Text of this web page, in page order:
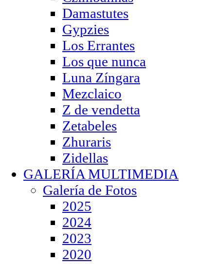
Damastutes
Gypzies
Los Errantes
Los que nunca
Luna Zíngara
Mezclaico
Z de vendetta
Zetabeles
Zhuraris
Zidellas
GALERÍA MULTIMEDIA
Galería de Fotos
2025
2024
2023
2020